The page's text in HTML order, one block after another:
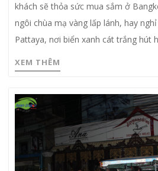
khách sẽ thỏa sức mua sắm ở
ngôi chùa mạ vàng lấp lánh, hay
Pattaya, nơi biển xanh cát trắng hút
XEM THÊM